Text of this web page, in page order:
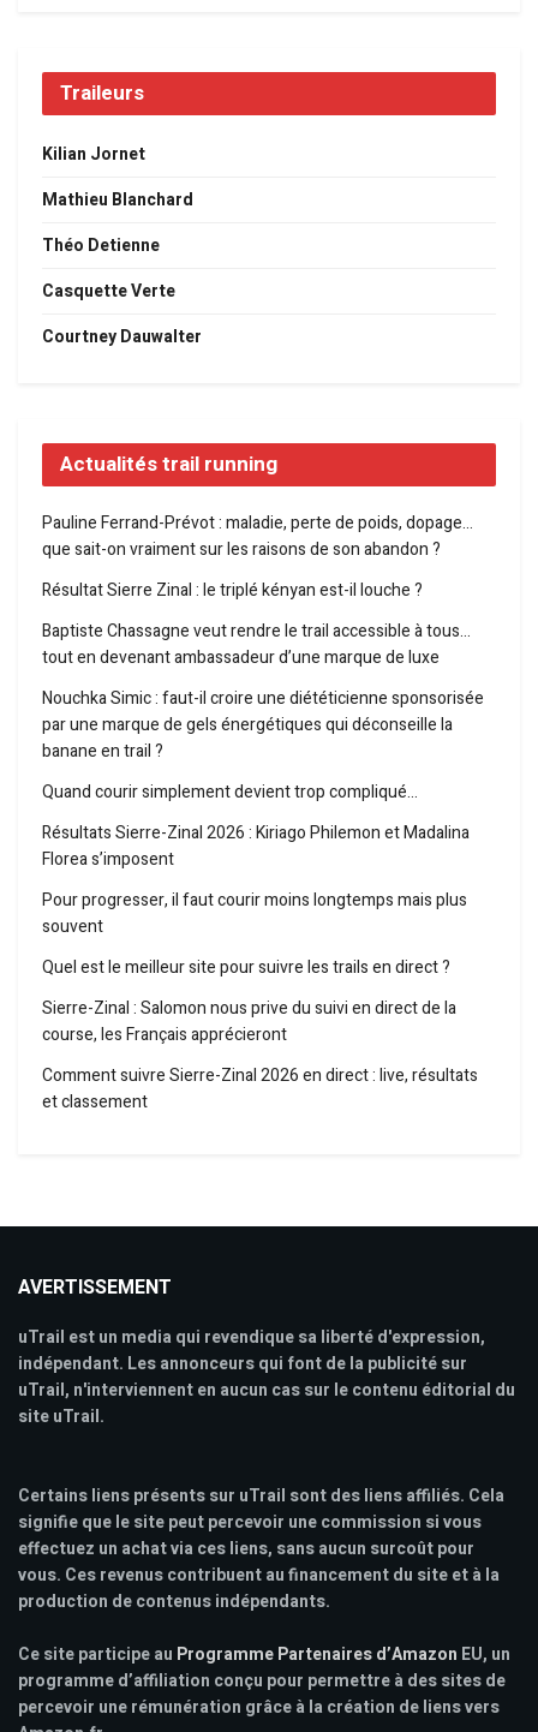
Traileurs
Kilian Jornet
Mathieu Blanchard
Théo Detienne
Casquette Verte
Courtney Dauwalter
Actualités trail running
Pauline Ferrand-Prévot : maladie, perte de poids, dopage…
que sait-on vraiment sur les raisons de son abandon ?
Résultat Sierre Zinal : le triplé kényan est-il louche ?
Baptiste Chassagne veut rendre le trail accessible à tous…
tout en devenant ambassadeur d’une marque de luxe
Nouchka Simic : faut-il croire une diététicienne sponsorisée
par une marque de gels énergétiques qui déconseille la
banane en trail ?
Quand courir simplement devient trop compliqué…
Résultats Sierre-Zinal 2026 : Kiriago Philemon et Madalina
Florea s’imposent
Pour progresser, il faut courir moins longtemps mais plus
souvent
Quel est le meilleur site pour suivre les trails en direct ?
Sierre-Zinal : Salomon nous prive du suivi en direct de la
course, les Français apprécieront
Comment suivre Sierre-Zinal 2026 en direct : live, résultats
et classement
AVERTISSEMENT
uTrail est un media qui revendique sa liberté d'expression,
indépendant. Les annonceurs qui font de la publicité sur
uTrail, n'interviennent en aucun cas sur le contenu éditorial du
site uTrail.
Certains liens présents sur uTrail sont des liens affiliés. Cela
signifie que le site peut percevoir une commission si vous
effectuez un achat via ces liens, sans aucun surcoût pour
vous. Ces revenus contribuent au financement du site et à la
production de contenus indépendants.
Ce site participe au Programme Partenaires d’Amazon EU, un
programme d’affiliation conçu pour permettre à des sites de
percevoir une rémunération grâce à la création de liens vers